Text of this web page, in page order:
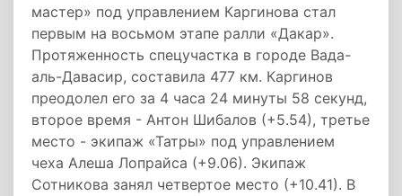
мастер» под управлением Каргинова стал
первым на восьмом этапе ралли «Дакар».
Протяженность спецучастка в городе Вада-
аль-Давасир, составила 477 км. Каргинов
преодолел его за 4 часа 24 минуты 58 секунд,
второе время - Антон Шибалов (+5.54), третье
место - экипаж «Татры» под управлением
чеха Алеша Лопрайса (+9.06). Экипаж
Сотникова занял четвертое место (+10.41). В